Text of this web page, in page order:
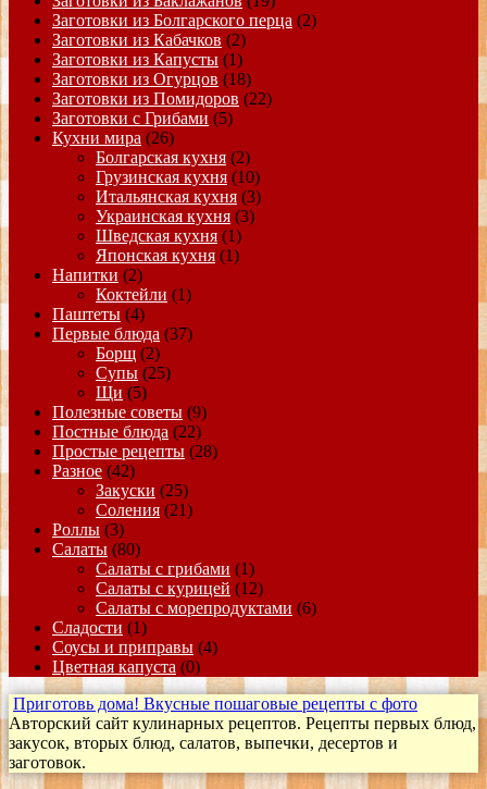
Заготовки из Болгарского перца (2)
Заготовки из Кабачков (2)
Заготовки из Капусты (1)
Заготовки из Огурцов (18)
Заготовки из Помидоров (22)
Заготовки с Грибами (5)
Кухни мира (26)
Болгарская кухня (2)
Грузинская кухня (10)
Итальянская кухня (3)
Украинская кухня (3)
Шведская кухня (1)
Японская кухня (1)
Напитки (2)
Коктейли (1)
Паштеты (4)
Первые блюда (37)
Борщ (2)
Супы (25)
Щи (5)
Полезные советы (9)
Постные блюда (22)
Простые рецепты (28)
Разное (42)
Закуски (25)
Соления (21)
Роллы (3)
Салаты (80)
Салаты с грибами (1)
Салаты с курицей (12)
Салаты с морепродуктами (6)
Сладости (1)
Соусы и приправы (4)
Цветная капуста (0)
Приготовь дома! Вкусные пошаговые рецепты с фото
Авторский сайт кулинарных рецептов. Рецепты первых блюд,
закусок, вторых блюд, салатов, выпечки, десертов и
заготовок.